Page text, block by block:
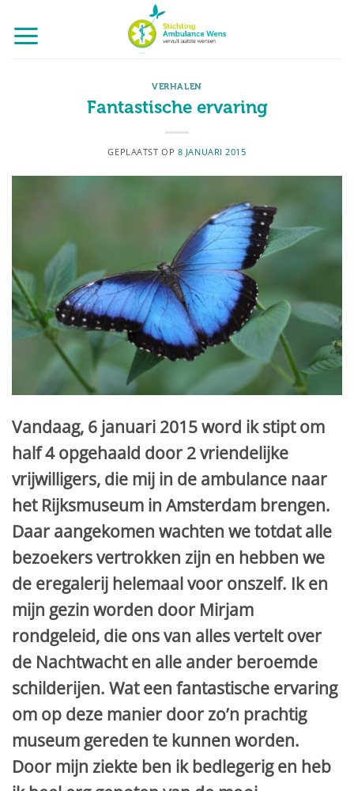
naar
inhoud
VERHALEN
Fantastische ervaring
GEPLAATST OP 8 JANUARI 2015
Vandaag, 6 januari 2015 word ik stipt om
half 4 opgehaald door 2 vriendelijke
vrijwilligers, die mij in de ambulance naar
het Rijksmuseum in Amsterdam brengen.
Daar aangekomen wachten we totdat alle
bezoekers vertrokken zijn en hebben we
de eregalerij helemaal voor onszelf. Ik en
mijn gezin worden door Mirjam
rondgeleid, die ons van alles vertelt over
de Nachtwacht en alle ander beroemde
schilderijen. Wat een fantastische ervaring
om op deze manier door zo’n prachtig
museum gereden te kunnen worden.
Door mijn ziekte ben ik bedlegerig en heb